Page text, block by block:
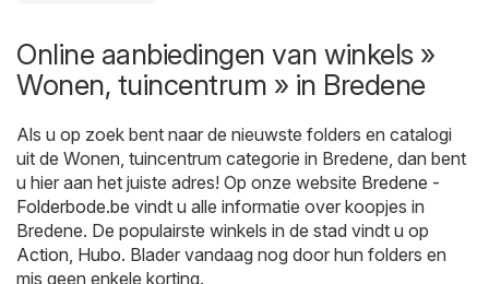
Online aanbiedingen van winkels »
Wonen, tuincentrum » in Bredene
Als u op zoek bent naar de nieuwste folders en catalogi
uit de Wonen, tuincentrum categorie in Bredene, dan bent
u hier aan het juiste adres! Op onze website Bredene -
Folderbode.be vindt u alle informatie over koopjes in
Bredene. De populairste winkels in de stad vindt u op
Action, Hubo. Blader vandaag nog door hun folders en
mis geen enkele korting.